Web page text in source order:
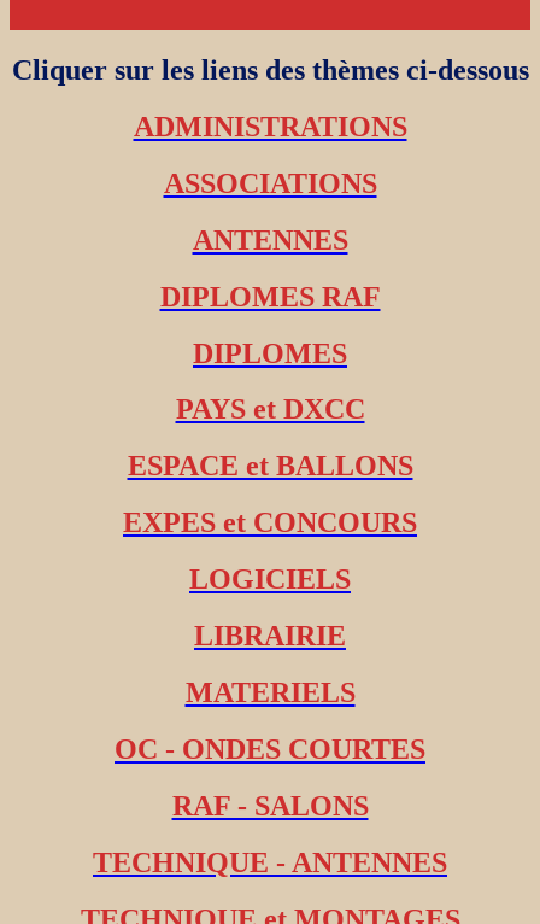
Cliquer sur les liens des thèmes ci-dessous
ADMINISTRATIONS
ASSOCIATIONS
ANTENNES
DIPLOMES RAF
DIPLOMES
PAYS et DXCC
ESPACE et BALLONS
EXPES et CONCOURS
LOGICIELS
LIBRAIRIE
MATERIELS
OC - ONDES COURTES
RAF - SALONS
TECHNIQUE - ANTENNES